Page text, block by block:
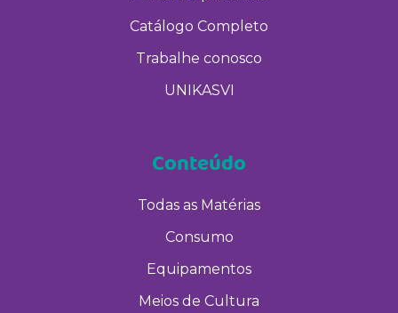
Catálogo Completo
Trabalhe conosco
UNIKASVI
Conteúdo
Todas as Matérias
Consumo
Equipamentos
Meios de Cultura